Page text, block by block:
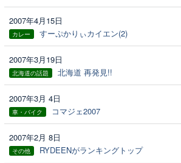
2007年4月15日
カレー すーぷかりぃカイエン(2)
2007年3月19日
北海道の話題 北海道 再発見!!
2007年3月 4日
車・バイク コマジェ2007
2007年2月 8日
その他 RYDEENがランキングトップ